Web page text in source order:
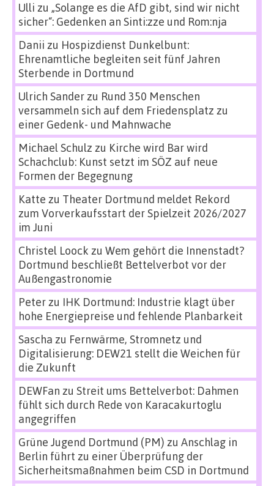
Ulli zu „Solange es die AfD gibt, sind wir nicht
sicher“: Gedenken an Sinti:zze und Rom:nja
Danii zu Hospizdienst Dunkelbunt:
Ehrenamtliche begleiten seit fünf Jahren
Sterbende in Dortmund
Ulrich Sanderzu Rund 350 Menschen
versammeln sich auf dem Friedensplatz zu
einer Gedenk- und Mahnwache
Michael Schulz zu Kirche wird Bar wird
Schachclub: Kunst setzt im SÖZ auf neue
Formen der Begegnung
Katte zu Theater Dortmund meldet Rekord
zum Vorverkaufsstart der Spielzeit 2026/2027
im Juni
Christel Loock zu Wem gehört die Innenstadt?
Dortmund beschließt Bettelverbot vor der
Außengastronomie
Peterzu IHK Dortmund: Industrie klagt über
hohe Energiepreise und fehlende Planbarkeit
Sascha zu Fernwärme, Stromnetz und
Digitalisierung: DEW21 stellt die Weichen für
die Zukunft
DEWFan zu Streit ums Bettelverbot: Dahmen
fühlt sich durch Rede von Karacakurtoglu
angegriffen
Grüne Jugend Dortmund (PM) zu Anschlag in
Berlin führt zu einer Überprüfung der
Sicherheitsmaßnahmen beim CSD in Dortmund